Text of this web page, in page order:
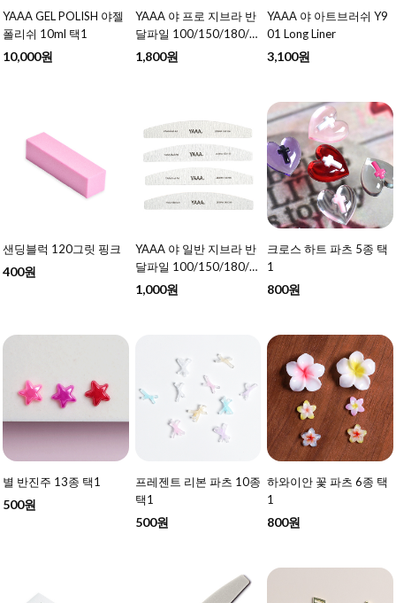
YAAA GEL POLISH 야젤
폴리쉬 10ml 택1
10,000원
YAAA 야 프로 지브라 반
달파일 100/150/180/2
40 택1
1,800원
YAAA 야 아트브러쉬 Y9
01 Long Liner
3,100원
샌딩블럭 120그릿 핑크
400원
YAAA 야 일반 지브라 반
달파일 100/150/180/2
40 택1
1,000원
크로스 하트 파츠 5종 택
1
800원
별 반진주 13종 택1
500원
프레젠트 리본 파츠 10종
택1
500원
하와이안 꽃 파츠 6종 택
1
800원